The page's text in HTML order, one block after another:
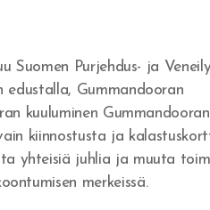
Suomen Purjehdus- ja
edustalla, Gummandooran
kuuluminen Gummandooran
kiinnostusta ja
yhteisiä juhlia ja muuta
merkeissä.